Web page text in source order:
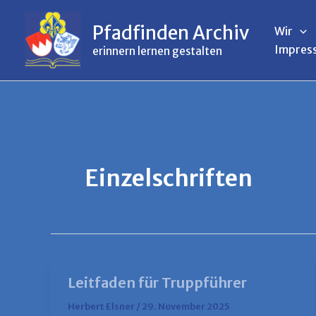
springen
springen
Pfadfinden Archiv
erinnern lernen gestalten
Wir
Einzelschriften
Leitfaden für Truppführer
Herbert Elsner / 29. November 2025